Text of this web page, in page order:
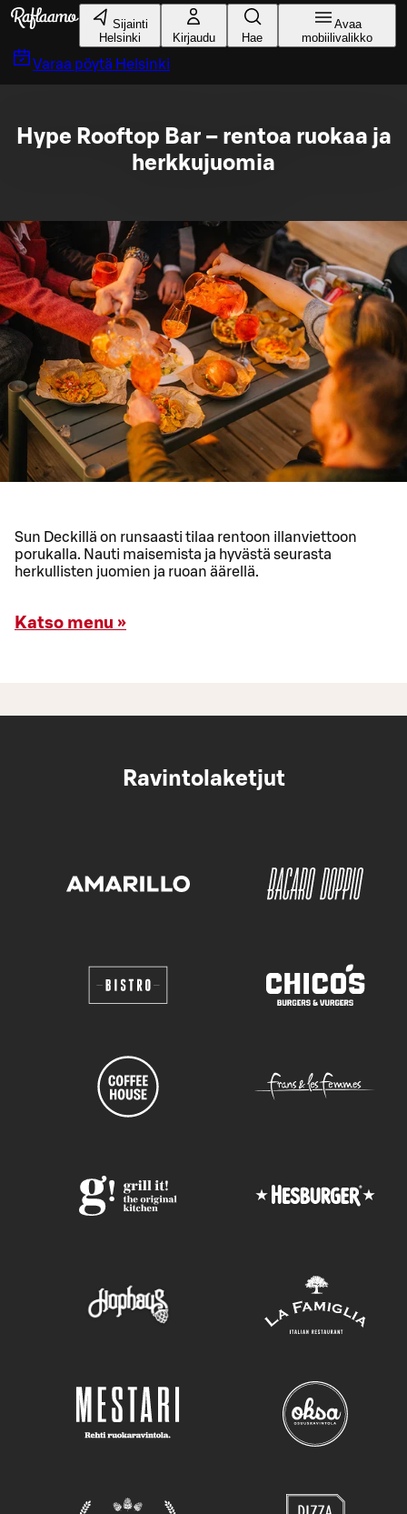
Siirry pääsisältöön
Sijainti
Helsinki
Kirjaudu Hae
Avaa
mobiilivalikko
Varaa pöytä Helsinki
Hype Rooftop Bar – rentoa ruokaa ja
herkkujuomia
Sun Deckillä on runsaasti tilaa rentoon illanviettoon
porukalla. Nauti maisemista ja hyvästä seurasta
herkullisten juomien ja ruoan äärellä.
Katso menu »
Ravintolaketjut